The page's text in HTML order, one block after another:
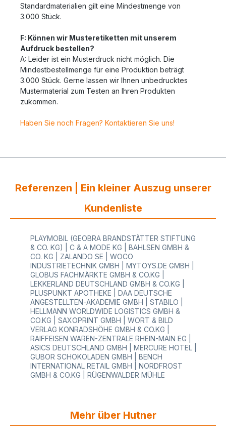
Standardmaterialien gilt eine Mindestmenge von
3.000 Stück.
F: Können wir Musteretiketten mit unserem
Aufdruck bestellen?
A: Leider ist ein Musterdruck nicht möglich. Die
Mindestbestellmenge für eine Produktion beträgt
3.000 Stück. Gerne lassen wir Ihnen unbedrucktes
Mustermaterial zum Testen an Ihren Produkten
zukommen.
Haben Sie noch Fragen? Kontaktieren Sie uns!
Referenzen | Ein kleiner Auszug unserer
Kundenliste
PLAYMOBIL (GEOBRA BRANDSTÄTTER STIFTUNG
& CO. KG) | C & A MODE KG | BAHLSEN GMBH &
CO. KG | ZALANDO SE | WOCO
INDUSTRIETECHNIK GMBH | MYTOYS.DE GMBH |
GLOBUS FACHMÄRKTE GMBH & CO.KG |
LEKKERLAND DEUTSCHLAND GMBH & CO.KG |
PLUSPUNKT APOTHEKE | DAA DEUTSCHE
ANGESTELLTEN-AKADEMIE GMBH | STABILO |
HELLMANN WORLDWIDE LOGISTICS GMBH &
CO.KG | SAXOPRINT GMBH | WORT & BILD
VERLAG KONRADSHÖHE GMBH & CO.KG |
RAIFFEISEN WAREN-ZENTRALE RHEIN-MAIN EG |
ASICS DEUTSCHLAND GMBH | MERCURE HOTEL |
GUBOR SCHOKOLADEN GMBH | BENCH
INTERNATIONAL RETAIL GMBH | NORDFROST
GMBH & CO.KG | RÜGENWALDER MÜHLE
Mehr über Hutner